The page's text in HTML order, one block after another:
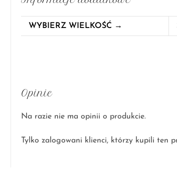
WYBIERZ WIELKOŚĆ →
Opinie
Na razie nie ma opinii o produkcie.
Tylko zalogowani klienci, którzy kupili ten